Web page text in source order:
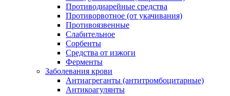
Противодиарейные средства
Противорвотное (от укачивания)
Противоязвенные
Слабительное
Сорбенты
Средства от изжоги
Ферменты
Заболевания крови
Антиагреганты (антитромбоцитарные)
Антикоагулянты